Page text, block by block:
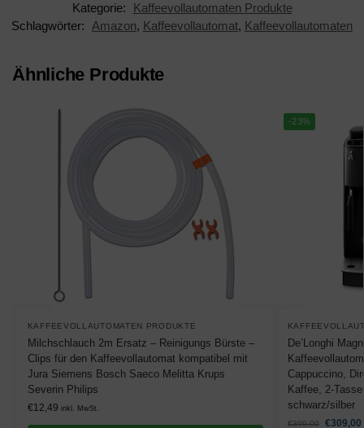
Kategorie:
Kaffeevollautomaten Produkte
Schlagwörter:
Amazon, Kaffeevollautomat, Kaffeevollautomaten
Ähnliche Produkte
KAFFEEVOLLAUTOMATEN PRODUKTE
Milchschlauch 2m Ersatz – Reinigungs Bürste –
Clips für den Kaffeevollautomat kompatibel mit
Jura Siemens Bosch Saeco Melitta Krups
Severin Philips
€12,49 inkl. MwSt.
-23%
De’Longhi
Cappuccino,
Kaffee, 2-
schwarz/silber
€399,00 €309,00